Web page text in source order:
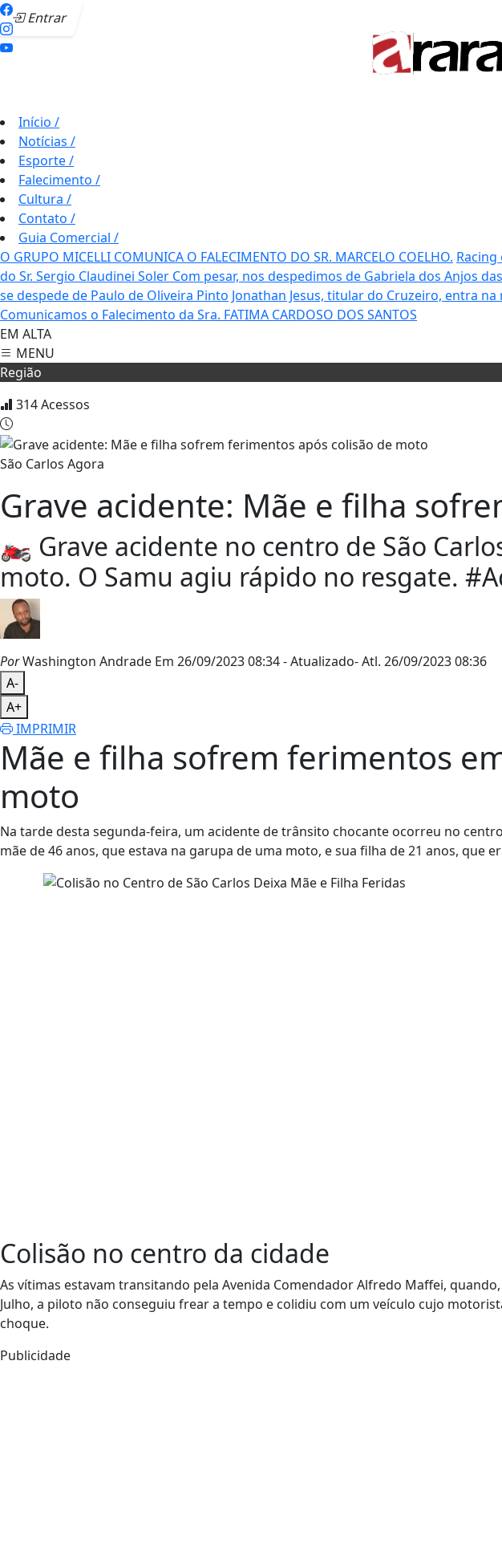
Entrar
Início /
Notícias /
Esporte/
Falecimento /
Cultura /
Contato /
Guia Comercial /
O GRUPO MICELLI COMUNICA O FALECIMENTO DO SR. MARCELO COELHO.
do Sr. Sergio Claudinei Soler Com pesar, nos despedimos de Gabriela dos Anjos
se despede de Paulo de Oliveira Pinto Jonathan Jesus, titular do Cruzeiro, entra
Comunicamos o Falecimento da Sra. FATIMA CARDOSO DOS SANTOS
EM ALTA
MENU
Região
314Acessos
São Carlos Agora
Grave acidente: Mãe e filha
🏍️ Grave acidente no centro de São
moto. O Samu agiu rápido no resgate.
PorWashington Andrade Em 26/09/2023 08:34- Atualizado- Atl. 26/09/2023 08:36
A-
A+
IMPRIMIR
Mãe e filha sofrem ferimentos
moto
Na tarde desta segunda-feira, um acidente de trânsito chocante ocorreu no
mãe de 46 anos, que estava na garupa de uma moto, e sua filha de 21 anos, que
Colisão no centro da cidade
As vítimas estavam transitando pela Avenida Comendador Alfredo Maffei,
Julho, a piloto não conseguiu frear a tempo e colidiu com um veículo cujo
choque.
Publicidade